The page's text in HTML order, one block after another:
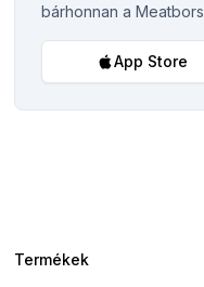
bárhonnan a
App Store
Termékek